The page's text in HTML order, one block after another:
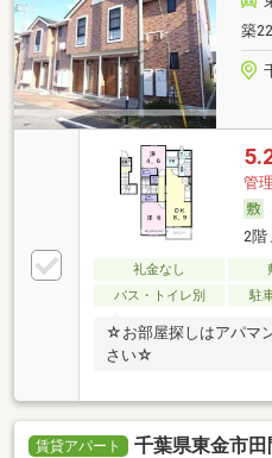
築
管
2階
礼金なし
バス・トイレ別
駐
☆お部屋探しはアパマ
さい☆
賃貸アパート
千葉県東金市